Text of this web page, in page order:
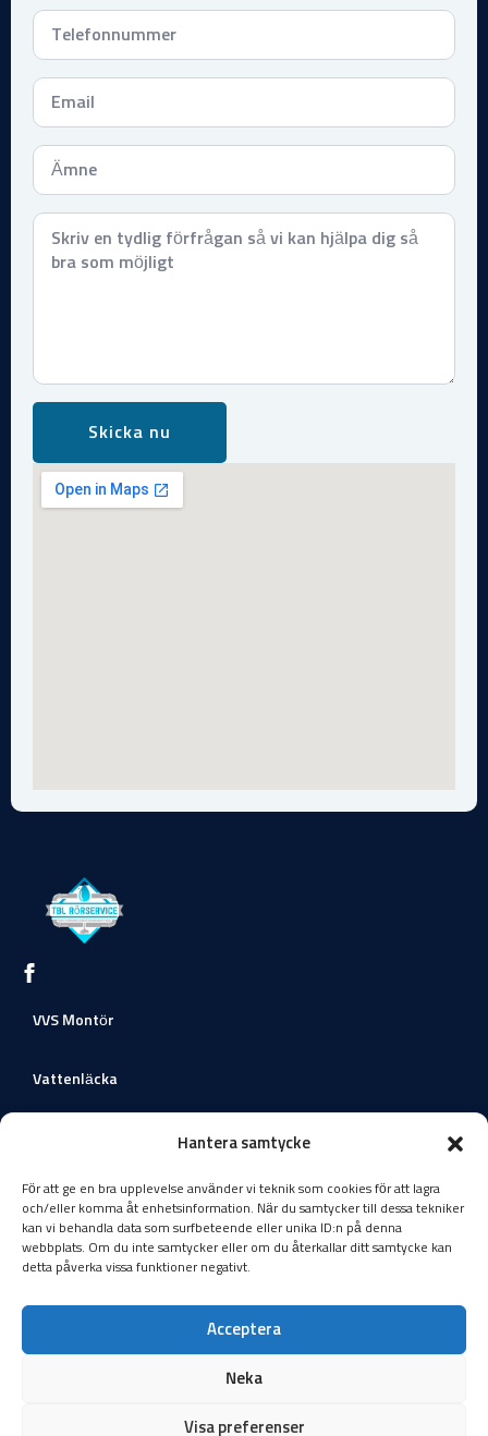
Hantera samtycke
För att ge en bra upplevelse använder vi teknik som cookies för att lagra
och/eller komma åt enhetsinformation. När du samtycker till dessa tekniker
kan vi behandla data som surfbeteende eller unika ID:n på denna
webbplats. Om du inte samtycker eller om du återkallar ditt samtycke kan
detta påverka vissa funktioner negativt.
Acceptera
Neka
Visa preferenser
Telefonnummer
Email
Subject
Meddelande
Skicka nu
VVS Montör
Vattenläcka
Värmepumpar
Nå ut till oss
Ringvägen 73, Västerhaninge, Sverige
torbjornlarsson@tblror.se